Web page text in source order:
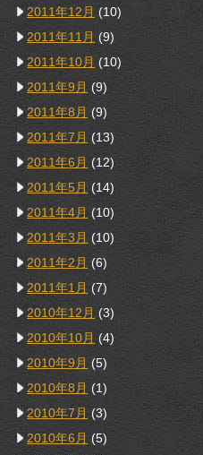
2011年12月 (10)
2011年11月 (9)
2011年10月 (10)
2011年9月 (9)
2011年8月 (9)
2011年7月 (13)
2011年6月 (12)
2011年5月 (14)
2011年4月 (10)
2011年3月 (10)
2011年2月 (6)
2011年1月 (7)
2010年12月 (3)
2010年10月 (4)
2010年9月 (5)
2010年8月 (1)
2010年7月 (3)
2010年6月 (5)